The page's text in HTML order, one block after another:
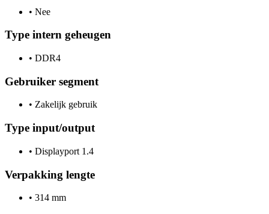
• Nee
Type intern geheugen
• DDR4
Gebruiker segment
• Zakelijk gebruik
Type input/output
• Displayport 1.4
Verpakking lengte
• 314 mm